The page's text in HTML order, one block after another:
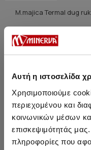
Αυτή η ιστοσελίδα
Χρησιμοποιούμε
περιεχομένου και
κοινωνικών μέσων
επισκεψιμότητάς
πληροφορίες που
M.majica Termal dug
3912 Дин.3322 Дин.